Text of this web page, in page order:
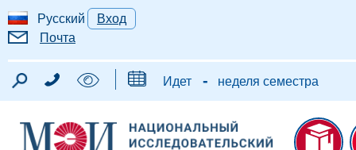
Русский
Вход
Почта
Идет - неделя семестра